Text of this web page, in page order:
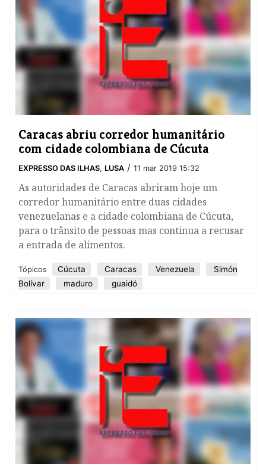
​Caracas abriu corredor humanitário
com cidade colombiana de Cúcuta
EXPRESSO DAS ILHAS, LUSA / 11 mar 2019 15:32
As autoridades de Caracas abriram hoje um
corredor humanitário entre duas cidades
venezuelanas e a cidade colombiana de Cúcuta,
para o trânsito de pessoas mas continua a recusar
a entrada de alimentos.
Tópicos Cúcuta Caracas Venezuela
Simón
Bolívar
maduro guaidó